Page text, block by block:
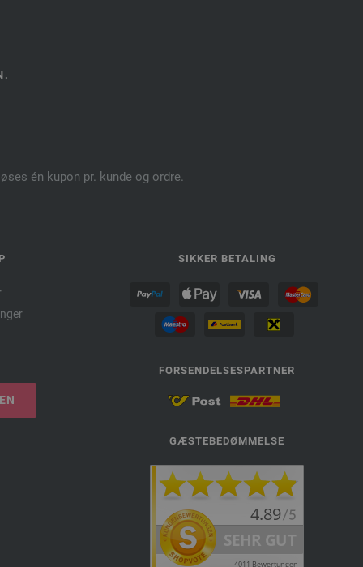
én kupon pr. kunde og ordre.
SIKKER BETALING
FORSENDELSESPARTNER
GÆSTEBEDØMMELSE